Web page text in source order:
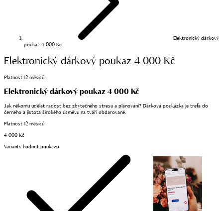
Elektronický dárkový
poukaz 4 000 Kč
Elektronický dárkový poukaz 4 000 Kč
Platnost 12 měsíců
Elektronický dárkový poukaz 4 000 Kč
Jak někomu udělat radost bez zbytečného stresu a plánování? Dárková poukázka je trefa do
černého a jistota širokého úsměvu na tváři obdarované.
Platnost 12 měsíců
4 000 Kč
Varianty hodnot poukazu